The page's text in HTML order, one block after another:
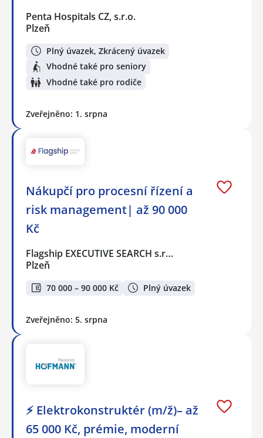
Penta Hospitals CZ, s.r.o.
Plzeň
Plný úvazek, Zkrácený úvazek
Vhodné také pro seniory
Vhodné také pro rodiče
Zveřejněno: 1. srpna
Nákupčí pro procesní řízení a
risk management| až 90 000
Kč
Flagship EXECUTIVE SEARCH s.r…
Plzeň
70 000 – 90 000 Kč Plný úvazek
Zveřejněno: 5. srpna
⚡ Elektrokonstruktér (m/ž)– až
65 000 Kč, prémie, moderní